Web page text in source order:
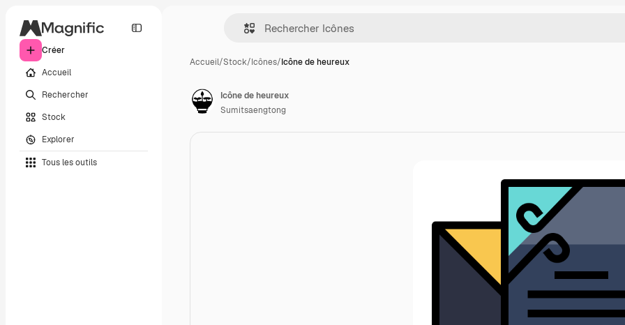
Créer
Accueil
Rechercher
Stock
Explorer
Tous les outils
Accueil/Stock/Icônes/Icône de heureux
Icône de heureux
Sumitsaengtong